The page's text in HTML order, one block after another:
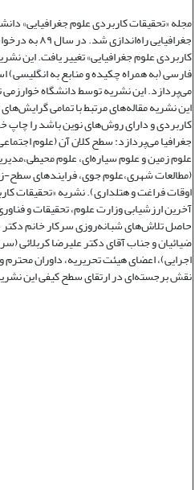
جغرافیایی
کاربردی علوم جغرافیایی» تغییر یافت. این
فارسی (به همراه چکیده و منابع به
می‌پردازد. این نشریه توسط دانشگاه
این نشریه مقاله‌های مرتبط با تمامی
کاربردی و دارای روش‌های نوین باشد را
جغرافیا می‌پردازد: سطح کلان آن (علوم
علوم زمین و علوم سیاره‌ای، علوم
(مطالعات شهری،علوم جوی، فرایندهای سطح-
آخرین ارزشیابی وزارت علوم، تحقیقات و
حاصل تلاش‌های شبانه‌روزی سرکار خانم
ضیائیان و جناب آقای دکتر علیرضا کربلائی
اجرایی)، اعضای هیئت تحریریه، داوران
نقش برجسته‌ای در ارتقای سطح کیفی این